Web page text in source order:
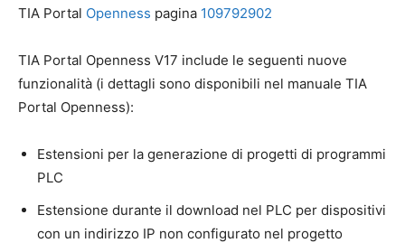
TIA Portal Openness pagina 109792902
TIA Portal Openness V17 include le seguenti nuove
funzionalità (i dettagli sono disponibili nel manuale TIA
Portal Openness):
Estensioni per la generazione di progetti di programmi
PLC
Estensione durante il download nel PLC per dispositivi
con un indirizzo IP non configurato nel progetto